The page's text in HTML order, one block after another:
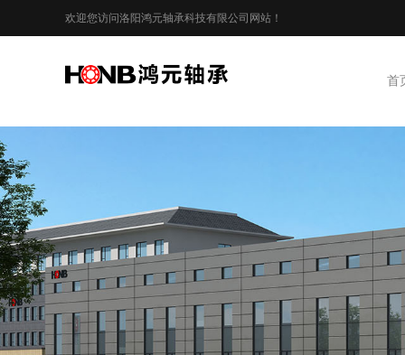
欢迎您访问洛阳鸿元轴承科技有限公司网站！
首